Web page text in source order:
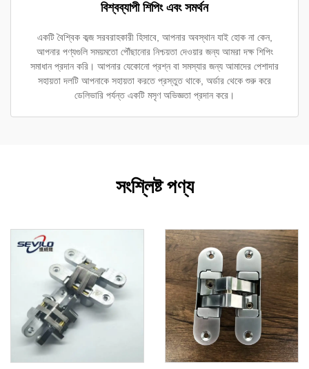
বিশ্বব্যাপী শিপিং এবং সমর্থন
একটি বৈশ্বিক কব্জ সরবরাহকারী হিসাবে, আপনার অবস্থান যাই হোক না কেন,
আপনার পণ্যগুলি সময়মতো পৌঁছানোর নিশ্চয়তা দেওয়ার জন্য আমরা দক্ষ শিপিং
সমাধান প্রদান করি। আপনার যেকোনো প্রশ্ন বা সমস্যার জন্য আমাদের পেশাদার
সহায়তা দলটি আপনাকে সহায়তা করতে প্রস্তুত থাকে, অর্ডার থেকে শুরু করে
ডেলিভারি পর্যন্ত একটি মসৃণ অভিজ্ঞতা প্রদান করে।
সংশ্লিষ্ট পণ্য